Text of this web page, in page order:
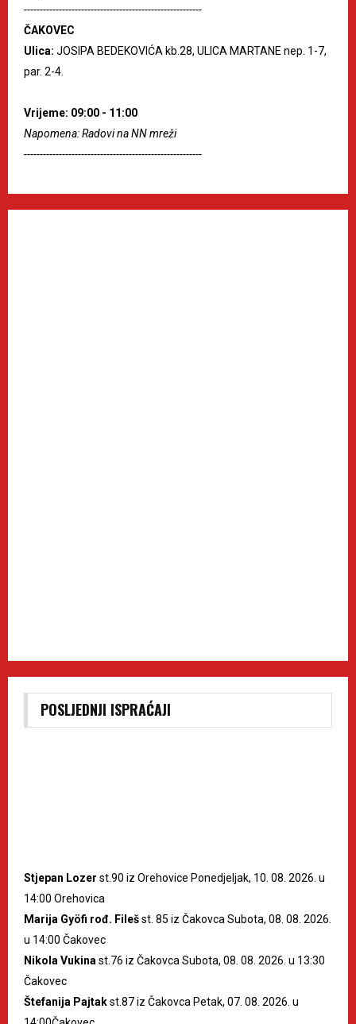
--------------------------------------------------------
ČAKOVEC
Ulica: JOSIPA BEDEKOVIĆA kb.28, ULICA MARTANE nep. 1-7,
par. 2-4.
Vrijeme: 09:00 - 11:00
Napomena: Radovi na NN mreži
--------------------------------------------------------
POSLJEDNJI ISPRAĆAJI
Stjepan Lozer st.90 iz Orehovice Ponedjeljak, 10. 08. 2026. u
14:00 Orehovica
Marija Gyöfi rođ. Filešst. 85 iz Čakovca Subota, 08. 08. 2026.
u 14:00 Čakovec
Nikola Vukinast.76 iz Čakovca Subota, 08. 08. 2026. u 13:30
Čakovec
Štefanija Pajtakst.87 iz Čakovca Petak, 07. 08. 2026. u